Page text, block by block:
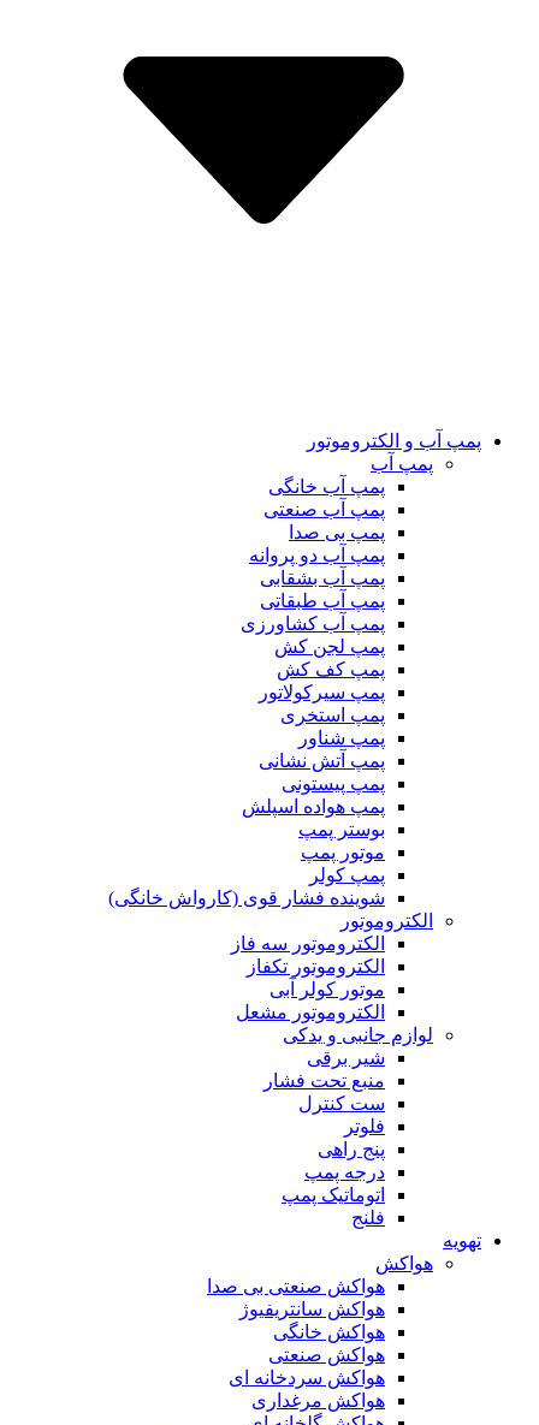
پمپ آب و الکتروموتور
پمپ آب
پمپ آب خانگی
پمپ آب صنعتی
پمپ بی صدا
پمپ آب دو پروانه
پمپ آب بشقابی
پمپ آب طبقاتی
پمپ آب کشاورزی
پمپ لجن کش
پمپ کف کش
پمپ سیرکولاتور
پمپ استخری
پمپ شناور
پمپ آتش نشانی
پمپ پیستونی
پمپ هواده اسپلش
بوستر پمپ
موتور پمپ
پمپ کولر
شوینده فشار قوی (کارواش خانگی)
الکتروموتور
الکتروموتور سه فاز
الکتروموتور تکفاز
موتور کولر آبی
الکتروموتور مشعل
لوازم جانبی و یدکی
شیر برقی
منبع تحت فشار
ست کنترل
فلوتر
پنج راهی
درجه پمپ
اتوماتیک پمپ
فلنج
تهویه
هواکش
هواکش صنعتی بی صدا
هواکش سانتریفیوژ
هواکش خانگی
هواکش صنعتی
هواکش سردخانه ای
هواکش مرغداری